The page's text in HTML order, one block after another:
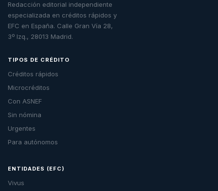
Redacción editorial independiente
especializada en créditos rápidos y
EFC en España. Calle Gran Vía 28,
3º Izq., 28013 Madrid.
TIPOS DE CRÉDITO
Créditos rápidos
Microcréditos
Con ASNEF
Sin nómina
Urgentes
Para autónomos
ENTIDADES (EFC)
Vivus